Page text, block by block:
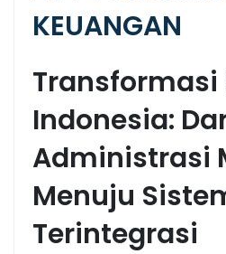
KEUANGAN
Transformasi
Indonesia:
Administrasi
Menuju
Terintegrasi